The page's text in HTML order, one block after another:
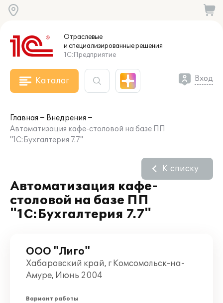
Отраслевые
и специализированныерешения
1С:Предприятие
Каталог Вход
Главная
Внедрения
Автоматизация кафе-столовой на базе ПП
"1С:Бухгалтерия 7.7"
Автоматизация кафе-
столовой на базе ПП
"1С:Бухгалтерия 7.7"
К списку
ООО "Лиго"
Хабаровский край, г Комсомольск-на-
Амуре, Июнь 2004
Вариант работы